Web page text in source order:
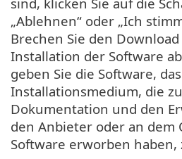
„Ablehnen“ oder „Ich
Brechen Sie den
Installation der Software
geben Sie die Software, das
Installationsmedium, die
Dokumentation und den
den Anbieter oder an dem
Software erworben haben,